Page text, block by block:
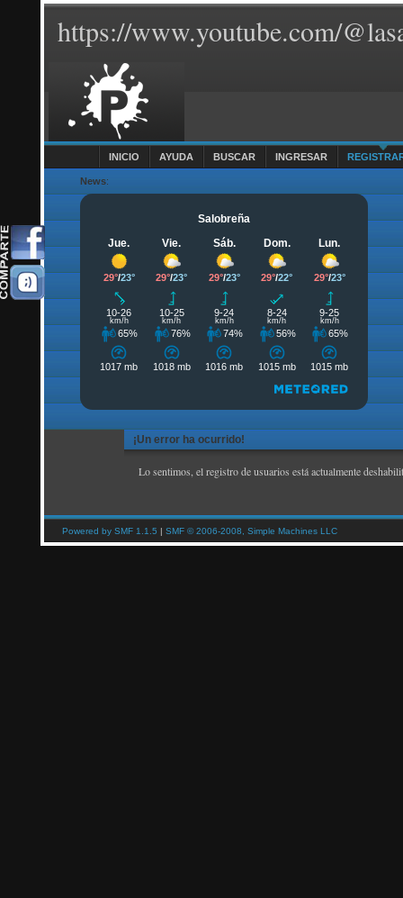
https://www.youtube.com/
INICIO AYUDA BUSCAR INGRESAR
News:
¡Un error ha ocurrido!
Lo sentimos, el registro de usuarios está actualmente
Powered by SMF 1.1.5 | SMF © 2006-2008, Simple Machines LLC